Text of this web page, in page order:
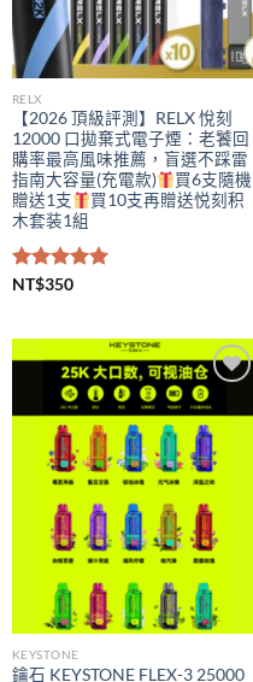
RELX
【2026 頂級評測】RELX 悅刻
12000 口拋棄式電子煙：老饕回
購率最高風味推薦，盲選不踩雷
指南大容量(充電款)
買6支隨機
贈送1支
買10支再贈送悦刻积
木套装1組
評分5.00
NT$350
Add to
wishlist
KEYSTONE
鑰石 KEYSTONE FLEX-3 25000